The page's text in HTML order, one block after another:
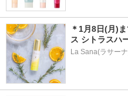
＊1月8日(月)
ス シトラスハ
La Sana(ラサー